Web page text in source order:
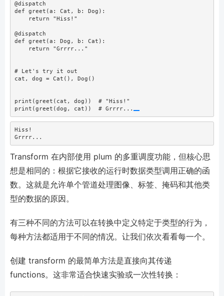
@dispatch
def greet(a: Cat, b: Dog):
return
"Hiss!"
@dispatch
def greet(a: Dog, b: Cat):
return
"Grrrr..."
# Let's try it out
cat, dog = Cat(), Dog()
print (greet(cat, dog)) # "Hiss!"
print (greet(dog, cat)) # Grrrr...
Hiss!
Grrrr...
Transform 在内部使用 plum 的多重调度功能，但核心思
想是相同的：根据它接收的运行时数据类型调用正确的函
数。这就是允许单个管道处理图像、标签、掩码和其他类
型的数据的原因。
有三种不同的方法可以在转换中定义特定于类型的行为，
每种方法都适用于不同的情况。让我们依次看看每一个。
创建 transform 的最简单方法是直接向其传递
functions。这非常适合快速实验或一次性转换：